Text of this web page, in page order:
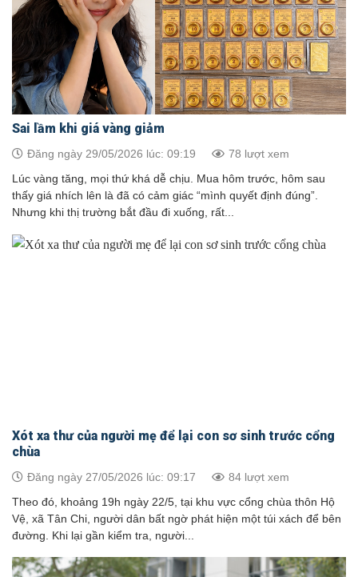
Sai lầm khi giá vàng giảm
Đăng ngày 29/05/2026 lúc: 09:19 78 lượt xem
Lúc vàng tăng, mọi thứ khá dễ chịu. Mua hôm trước, hôm sau
thấy giá nhích lên là đã có cảm giác “mình quyết định đúng”.
Nhưng khi thị trường bắt đầu đi xuống, rất...
Xót xa thư của người mẹ để lại con sơ sinh trước cổng
chùa
Đăng ngày 27/05/2026 lúc: 09:17 84 lượt xem
Theo đó, khoảng 19h ngày 22/5, tại khu vực cổng chùa thôn Hộ
Vệ, xã Tân Chi, người dân bất ngờ phát hiện một túi xách để bên
đường. Khi lại gần kiểm tra, người...